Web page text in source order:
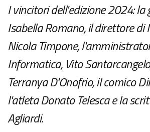
I vincitori dell'edizione 2024: la
Isabella Romano, il direttore di
Nicola Timpone,
Informatica, Vito
Terranya D'Onofrio, il comico
l'atleta Donato Telesca e la
Agliardi.